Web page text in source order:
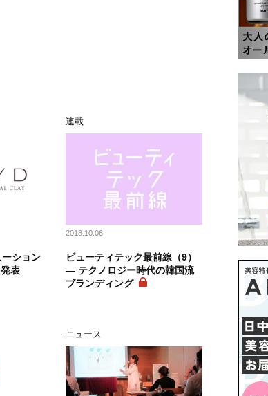
ション
表
連載
2018.10.06
ビューティテック最前線（9）
― テクノロジー時代の韓国流
ブランディング
ニュース